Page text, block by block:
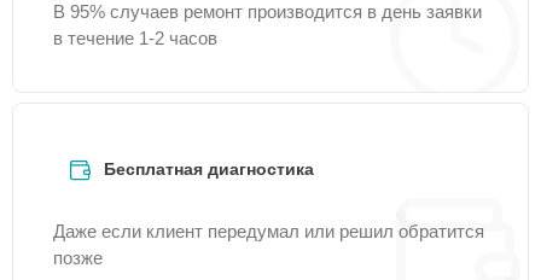
В 95% случаев ремонт производится в день заявки
в течение 1-2 часов
Бесплатная диагностика
Даже если клиент передумал или решил обратится
позже